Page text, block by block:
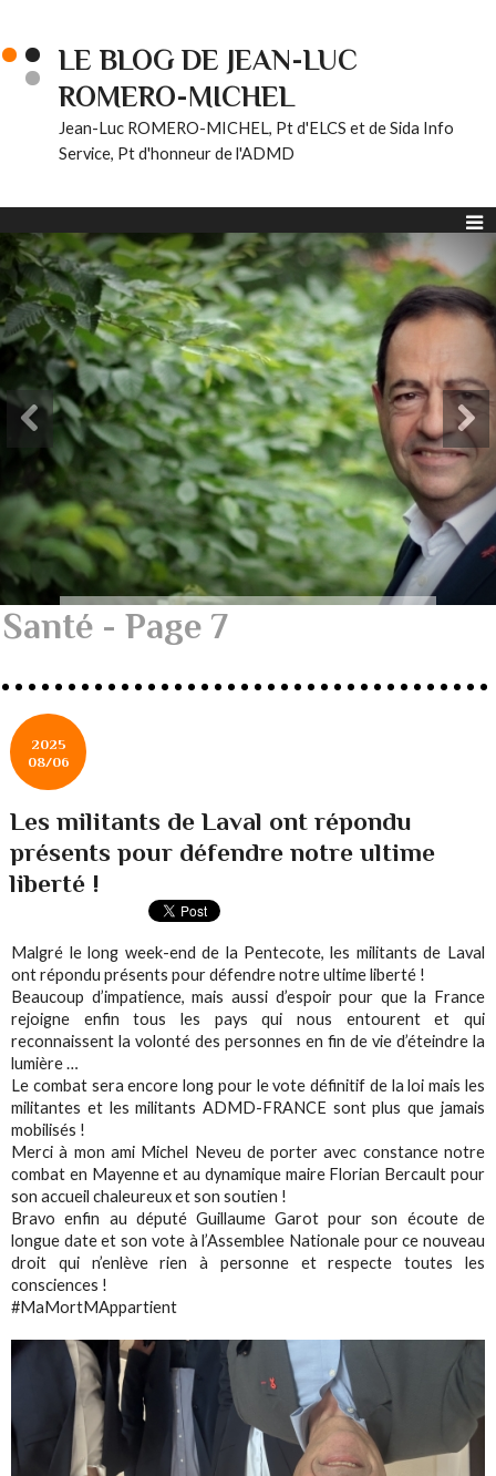
LE BLOG DE JEAN-LUC
ROMERO-MICHEL
Jean-Luc ROMERO-MICHEL, Pt d'ELCS et de Sida Info
Service, Pt d'honneur de l'ADMD
Santé - Page 7
2025
08/06
Les militants de Laval ont répondu
présents pour défendre notre ultime
liberté !
Malgré le long week-end de la Pentecote, les militants de Laval
ont répondu présents pour défendre notre ultime liberté !
Beaucoup d’impatience, mais aussi d’espoir pour que la France
rejoigne enfin tous les pays qui nous entourent et qui
reconnaissent la volonté des personnes en fin de vie d’éteindre la
lumière …
Le combat sera encore long pour le vote définitif de la loi mais les
militantes et les militants ADMD-FRANCE sont plus que jamais
mobilisés !
Merci à mon ami Michel Neveu de porter avec constance notre
combat en Mayenne et au dynamique maire Florian Bercault pour
son accueil chaleureux et son soutien !
Bravo enfin au député Guillaume Garot pour son écoute de
longue date et son vote à l’Assemblee Nationale pour ce nouveau
droit qui n’enlève rien à personne et respecte toutes les
consciences !
#MaMortMAppartient